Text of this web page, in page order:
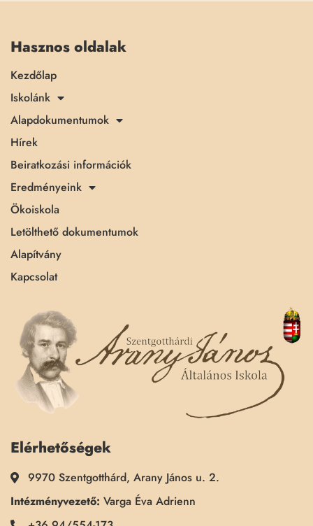
Hasznos oldalak
Kezdőlap
Iskolánk
Alapdokumentumok
Hírek
Beiratkozási információk
Eredményeink
Ökoiskola
Letölthető dokumentumok
Alapítvány
Kapcsolat
Elérhetőségek
9970 Szentgotthárd, Arany János u. 2.
Intézményvezető: Varga Éva Adrienn